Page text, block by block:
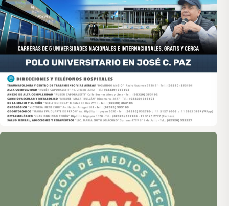
Asociación de Medios Vecinales